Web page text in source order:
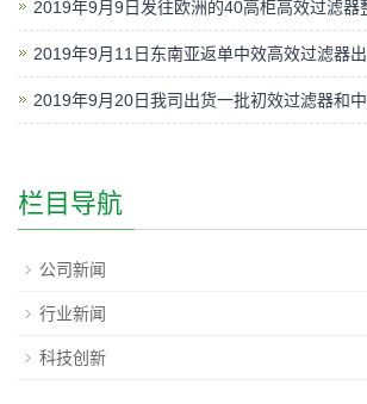
2019年9月9日发往欧洲的40高柜高效过滤器
2019年9月11日东南亚返单中效高效过滤器
2019年9月20日我司出货一批初效过滤器和
栏目导航
公司新闻
行业新闻
科技创新